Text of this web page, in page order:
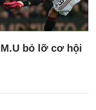
bỏ lỡ cơ hội